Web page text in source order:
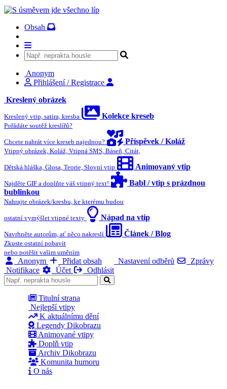
Obsah
Anonym
Přihlášení / Registrace
Kreslený obrázek
Kreslený vtip, satira, kresba Kolekce kreseb
Pořádáte soutěž kreslířů?
Chcete nahrát více kreseb najednou? Příspěvek / Koláž
Vtipný obrázek, Koláž, Vtipná SMS, Báseň, Citát,
Dětská hláška, Glosa, Teorie, Slovní vtip Animovaný vtip
Najděte GIF a doplňte váš vtipný text!
Babl / vtip s prázdnou
bublinkou
Nahrajte obrázek/kresbu, ke kterému budou
ostatní vymýšlet vtipné texty Nápad na vtip
Navrhněte autorům, ať něco nakreslí Článek / Blog
Zkuste ostatní pobavit
nebo potěšit vašim uměním
Anonym Přidat obsah Nastavení odběrů
Zprávy
Notifikace
Účet Odhlásit
Titulní strana
Nejlepší vtipy
K aktuálnímu dění
Legendy Dikobrazu
Animované vtipy
Doplň vtip
Archiv Dikobrazu
Komunita humoru
O nás